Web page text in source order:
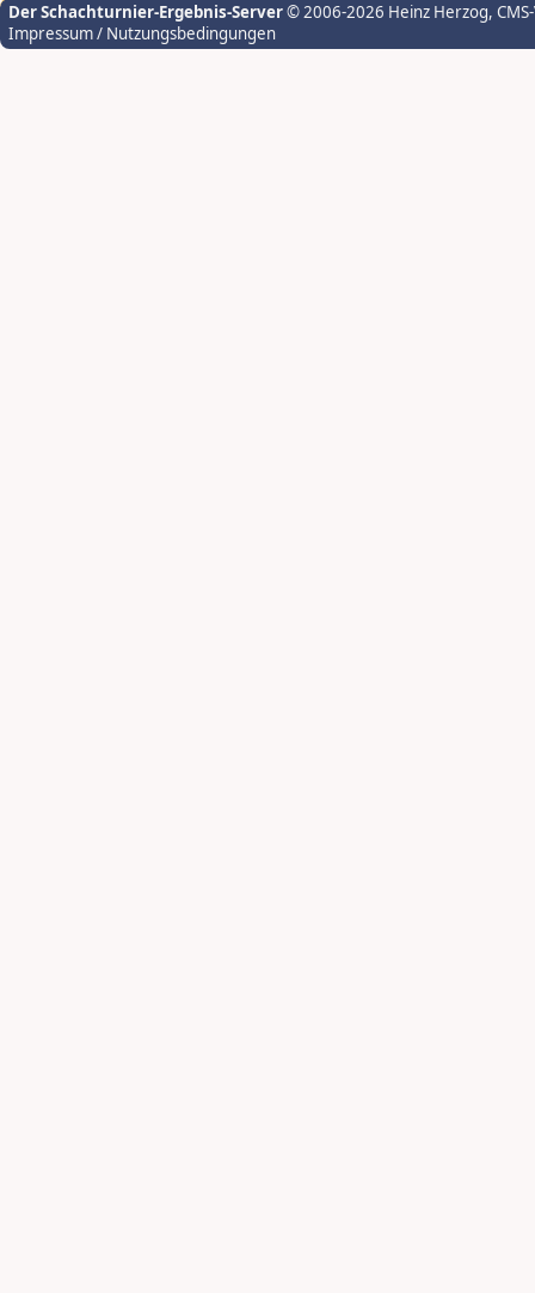
Der Schachturnier-Ergebnis-Server© 2006-2026 Heinz Herzog,
Impressum / Nutzungsbedingungen